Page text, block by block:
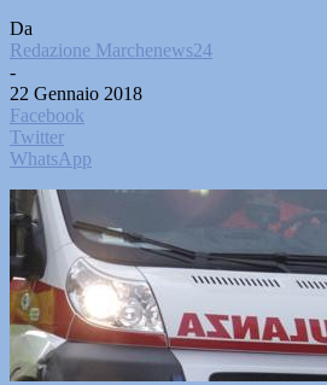
Da
Redazione Marchenews24
-
22 Gennaio 2018
Facebook
Twitter
WhatsApp